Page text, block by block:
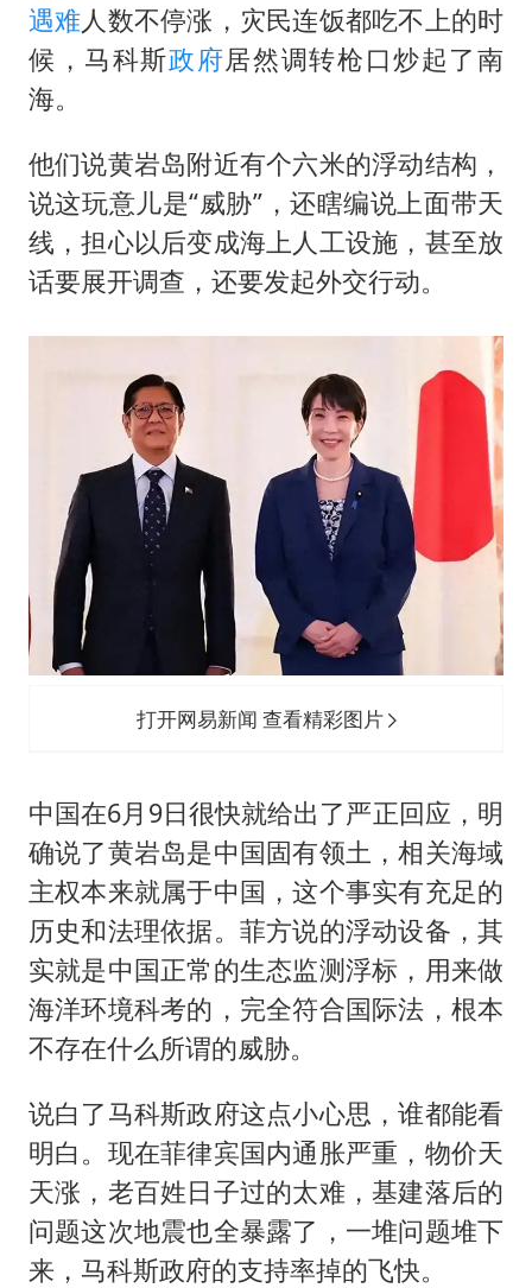
遇难人数不停涨，灾民连饭都吃不上的时
候，马科斯政府居然调转枪口炒起了南
海。
他们说黄岩岛附近有个六米的浮动结构，
说这玩意儿是“威胁”，还瞎编说上面带天
线，担心以后变成海上人工设施，甚至放
话要展开调查，还要发起外交行动。
打开网易新闻 查看精彩图片
中国在6月9日很快就给出了严正回应，明
确说了黄岩岛是中国固有领土，相关海域
主权本来就属于中国，这个事实有充足的
历史和法理依据。菲方说的浮动设备，其
实就是中国正常的生态监测浮标，用来做
海洋环境科考的，完全符合国际法，根本
不存在什么所谓的威胁。
说白了马科斯政府这点小心思，谁都能看
明白。现在菲律宾国内通胀严重，物价天
天涨，老百姓日子过的太难，基建落后的
问题这次地震也全暴露了，一堆问题堆下
来，马科斯政府的支持率掉的飞快。